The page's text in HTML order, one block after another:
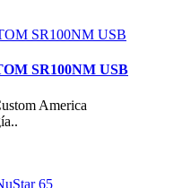
SR100NM USB
America